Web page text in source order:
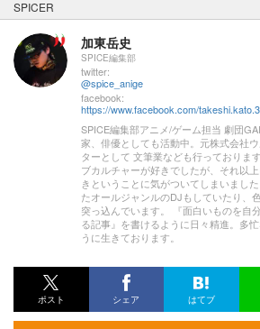
SPICER
加東岳史
SPICE編集部
twitter:
@spice_anige
facebook:
SPICE編集部アニメ/ゲーム担当 劇団
家、俳優としても活動中。元株式会社
ターとして 文筆業なども行っておりま
ブカルチャーが好きでしたが、それ以
きということに気がついてしまいまし
たオールジャンルのDJもしていたり、
突っ込んでいます。 『面白いものを自
る記事』を書けるように日々精進。多
うに生きております。
ポスト シェア はてブ